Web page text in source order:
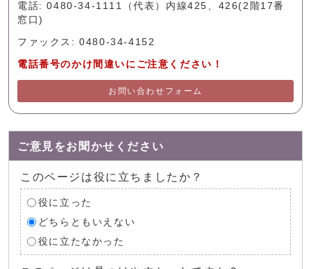
電話: 0480-34-1111（代表）内線425、426(2階17番
窓口)
ファックス: 0480-34-4152
電話番号のかけ間違いにご注意ください！
お問い合わせフォーム
ご意見をお聞かせください
このページは役に立ちましたか？
役に立った
どちらともいえない
役に立たなかった